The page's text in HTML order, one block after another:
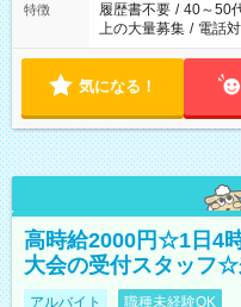
特徴 履歴書不要 / 40～50
上の大量募集 / 電話
気になる！
高時給2000円☆1日4
大会の受付スタッフ
アルバイト 職種未経験OK